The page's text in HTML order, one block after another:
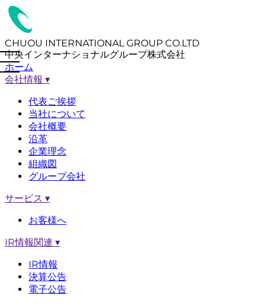
CHUOU INTERNATIONAL GROUP CO.LTD
中央インターナショナルグループ株式会社
ホーム
会社情報 ▾
代表ご挨拶
当社について
会社概要
沿革
企業理念
組織図
グループ会社
サービス ▾
お客様へ
IR情報関連 ▾
IR情報
決算公告
電子公告